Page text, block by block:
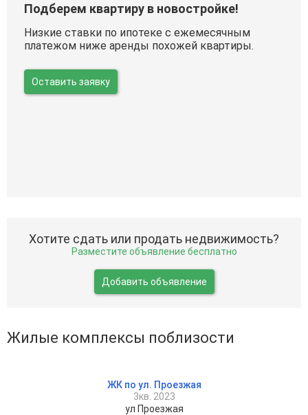
Подберем квартиру в новостройке!
Низкие ставки по ипотеке с ежемесячным
платежом ниже аренды похожей квартиры.
Оставить заявку
Хотите сдать или продать недвижимость?
Разместите объявление бесплатно
Добавить объявление
Жилые комплексы поблизости
ЖК по ул. Проезжая
3кв. 2023
ул Проезжая